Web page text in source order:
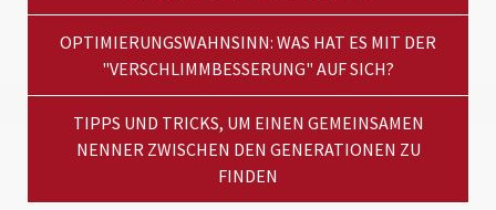
OPTIMIERUNGSWAHNSINN: WAS HAT ES MIT DER
"VERSCHLIMMBESSERUNG" AUF SICH?
TIPPS UND TRICKS, UM EINEN GEMEINSAMEN
NENNER ZWISCHEN DEN GENERATIONEN ZU
FINDEN